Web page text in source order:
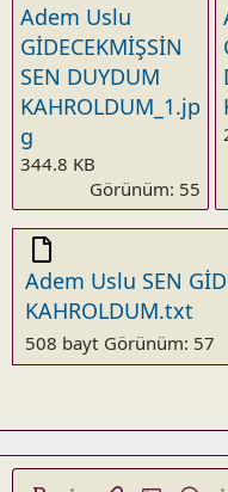
Adem Uslu
GİDECEKMİŞSİN
SEN DUYDUM
KAHROLDUM_1.jp
g
344.8 KB
Görünüm: 55
Adem Uslu SEN
KAHROLDUM.txt
508 bayt Görünüm: 57